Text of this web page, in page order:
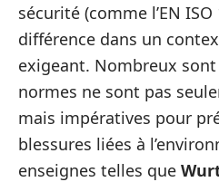
sécurité (comme l’EN
différence dans un
exigeant. Nombreux
normes ne sont pas
mais impératives pour
blessures liées à
enseignes telles que